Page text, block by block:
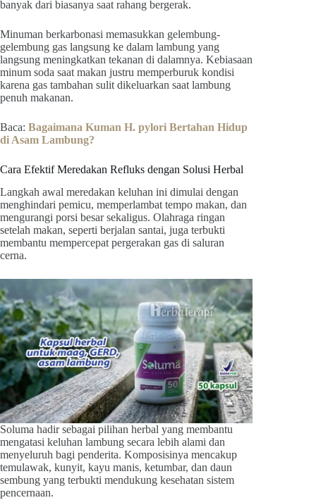
banyak dari biasanya saat rahang bergerak.
Minuman berkarbonasi memasukkan gelembung-
gelembung gas langsung ke dalam lambung yang
langsung meningkatkan tekanan di dalamnya. Kebiasaan
minum soda saat makan justru memperburuk kondisi
karena gas tambahan sulit dikeluarkan saat lambung
penuh makanan.
Baca: Bagaimana Kuman H. pylori Bertahan Hidup
di Asam Lambung?
Cara Efektif Meredakan Refluks dengan Solusi Herbal
Langkah awal meredakan keluhan ini dimulai dengan
menghindari pemicu, memperlambat tempo makan, dan
mengurangi porsi besar sekaligus. Olahraga ringan
setelah makan, seperti berjalan santai, juga terbukti
membantu mempercepat pergerakan gas di saluran
cerna.
Soluma hadir sebagai pilihan herbal yang membantu
mengatasi keluhan lambung secara lebih alami dan
menyeluruh bagi penderita. Komposisinya mencakup
temulawak, kunyit, kayu manis, ketumbar, dan daun
sembung yang terbukti mendukung kesehatan sistem
pencernaan.